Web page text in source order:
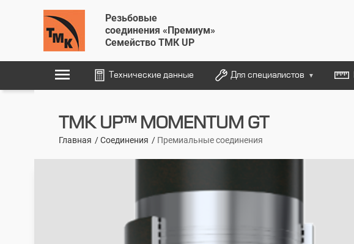
Резьбовые
соединения «Премиум»
Семейство ТМК UP
menu Технические данные Для специалистов ▼
TMK UP™ MOMENTUM GT
Главная Соединения Премиальные соединения